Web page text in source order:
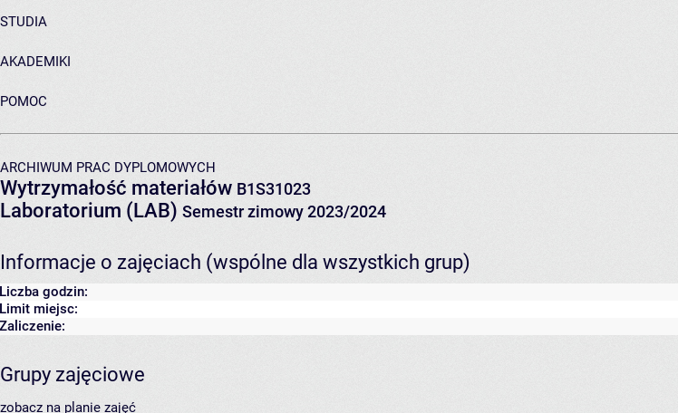
STUDIA
AKADEMIKI
POMOC
ARCHIWUM PRAC DYPLOMOWYCH
Wytrzymałość materiałów B1S31023
Laboratorium (LAB) Semestr zimowy 2023/2024
Informacje o zajęciach (wspólne dla wszystkich grup)
Liczba godzin:
Limit miejsc:
Zaliczenie:
Grupy zajęciowe
zobacz na planie zajęć